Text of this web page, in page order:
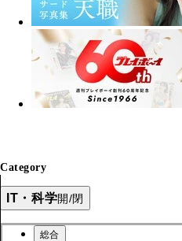
Category
IT・科学開/閉
総合